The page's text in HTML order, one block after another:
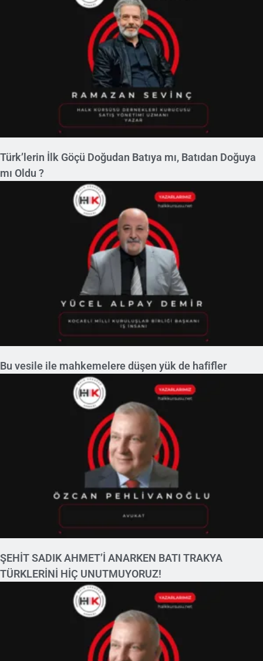
Türk’lerin İlk Göçü Doğudan Batıya mı, Batıdan Doğuya
mı Oldu ?
Bu vesile ile mahkemelere düşen yük de hafifler
ŞEHİT SADIK AHMET’İ ANARKEN BATI TRAKYA
TÜRKLERİNİ HİÇ UNUTMUYORUZ!